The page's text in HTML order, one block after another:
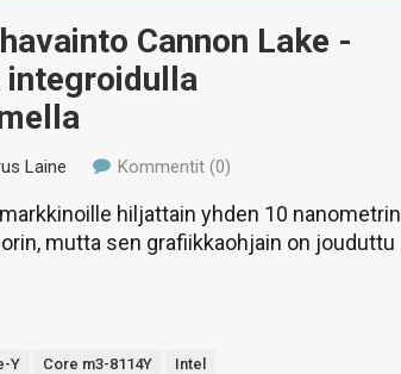
Cannon Lake -
Laine Kommentit (0)
hiljattain yhden 10 nanometrin
mutta sen grafiikkaohjain on jouduttu
Y Core m3-8114Y Intel